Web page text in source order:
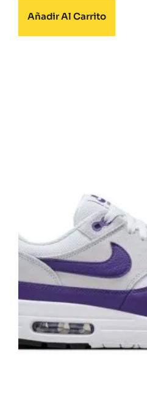
Añadir Al Carrito